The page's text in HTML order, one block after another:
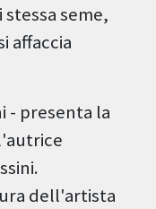
stessa seme,
affaccia
- presenta la
dell'artista